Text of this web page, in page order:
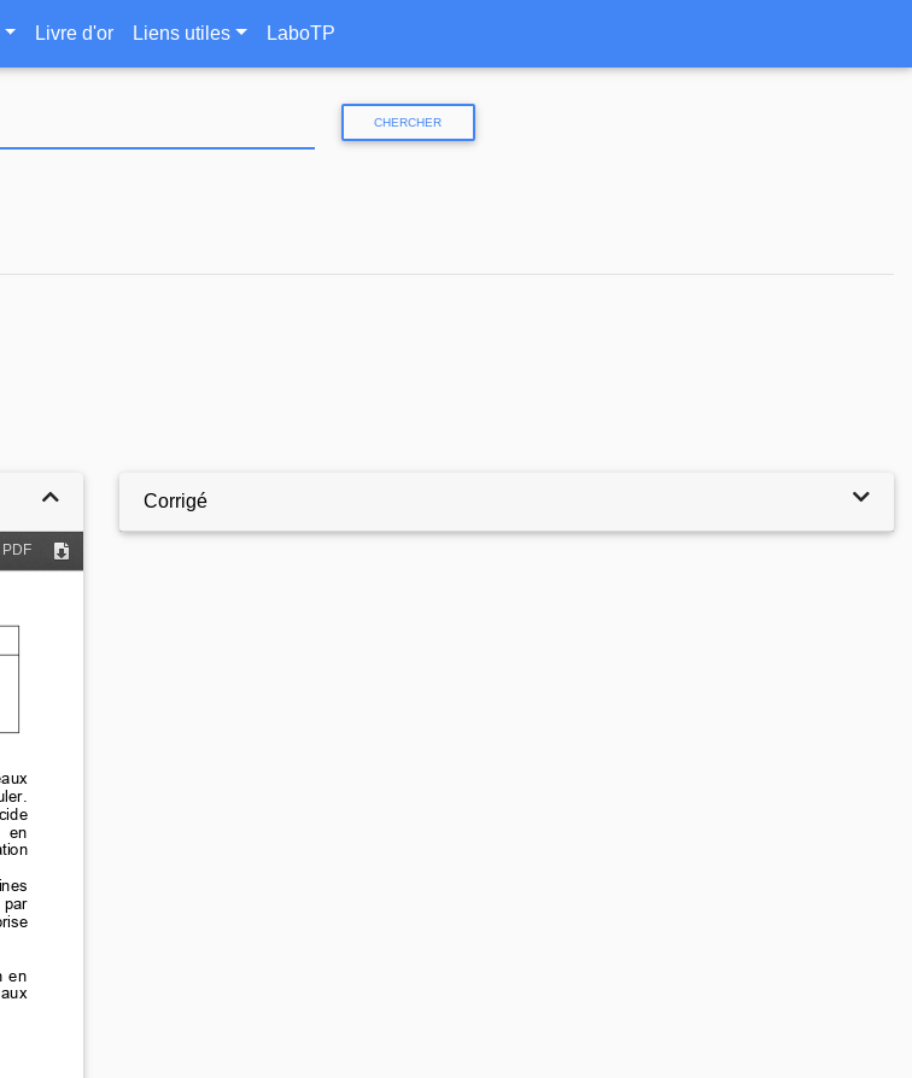
au
contenu
Livre d'or Liens utiles LaboTP
CHERCHER
Corrigé